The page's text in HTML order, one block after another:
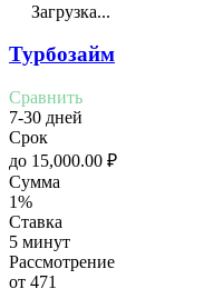
Загрузка...
Турбозайм
Сравнить
7-30 дней
Срок
до 15,000.00 ₽
Сумма
1%
Ставка
5 минут
Рассмотрение
от 471